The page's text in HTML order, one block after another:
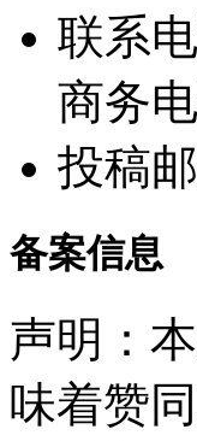
联系
商务
投稿
备案信息
声明：
味着赞